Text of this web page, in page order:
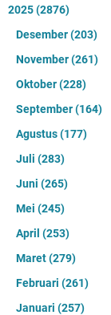
2025(2876)
Desember(203)
November(261)
Oktober(228)
September(164)
Agustus(177)
Juli (283)
Juni (265)
Mei (245)
April (253)
Maret(279)
Februari (261)
Januari (257)